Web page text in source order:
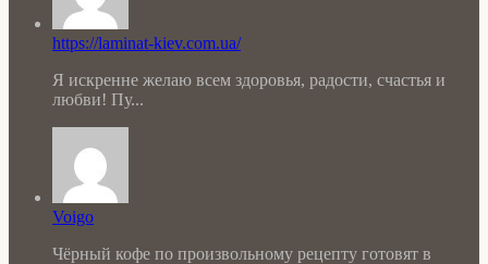
https://laminat-kiev.com.ua/
Я искренне желаю всем здоровья, радости, счастья и
любви! Пу...
Voigo
Чёрный кофе по произвольному рецепту готовят в